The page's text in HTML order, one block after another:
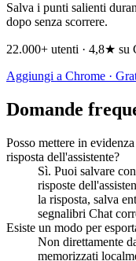
Salva i punti salienti
dopo senza scorrere.
22.000+ utenti · 4,8★ su
Aggiungi a Chrome ·
Domande
Posso mettere in
risposta dell'assistente?
Sì. Puoi salvare
risposte
la risposta, salva
segnalibri Chat
Esiste un modo per
Non direttamente
memorizzati